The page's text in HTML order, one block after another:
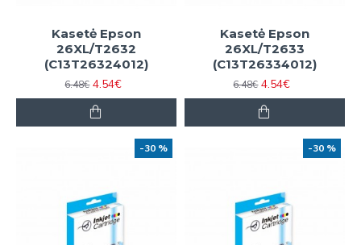
Kasetė Epson
26XL/T2632
(C13T26324012)
6.48€ 4.54€
Kasetė Epson
26XL/T2633
(C13T26334012)
6.48€ 4.54€
-30 % -30 %